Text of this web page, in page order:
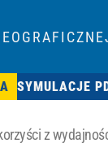
SYMULACJE
z